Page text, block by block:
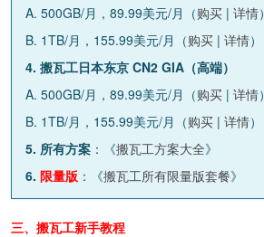
A. 500GB/月，89.99美元/月（购买 | 详情）
B. 1TB/月，155.99美元/月（购买 | 详情）
4. 搬瓦工日本东京 CN2 GIA（高端）
A. 500GB/月，89.99美元/月（购买 | 详情）
B. 1TB/月，155.99美元/月（购买 | 详情）
5. 所有方案 ：《搬瓦工方案大全》
6. 限量版 ：《搬瓦工所有限量版套餐》
三、搬瓦工新手教程